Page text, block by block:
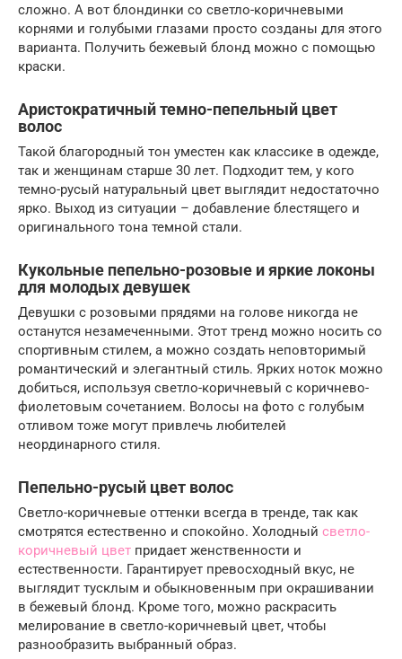
сложно. А вот блондинки со светло-коричневыми
корнями и голубыми глазами просто созданы для этого
варианта. Получить бежевый блонд можно с помощью
краски.
Аристократичный темно-пепельный цвет
волос
Такой благородный тон уместен как классике в одежде,
так и женщинам старше 30 лет. Подходит тем, у кого
темно-русый натуральный цвет выглядит недостаточно
ярко. Выход из ситуации – добавление блестящего и
оригинального тона темной стали.
Кукольные пепельно-розовые и яркие локоны
для молодых девушек
Девушки с розовыми прядями на голове никогда не
останутся незамеченными. Этот тренд можно носить со
спортивным стилем, а можно создать неповторимый
романтический и элегантный стиль. Ярких ноток можно
добиться, используя светло-коричневый с коричнево-
фиолетовым сочетанием. Волосы на фото с голубым
отливом тоже могут привлечь любителей
неординарного стиля.
Пепельно-русый цвет волос
Светло-коричневые оттенки всегда в тренде, так как
смотрятся естественно и спокойно. Холодный светло-
коричневый цвет придает женственности и
естественности. Гарантирует превосходный вкус, не
выглядит тусклым и обыкновенным при окрашивании
в бежевый блонд. Кроме того, можно раскрасить
мелирование в светло-коричневый цвет, чтобы
разнообразить выбранный образ.